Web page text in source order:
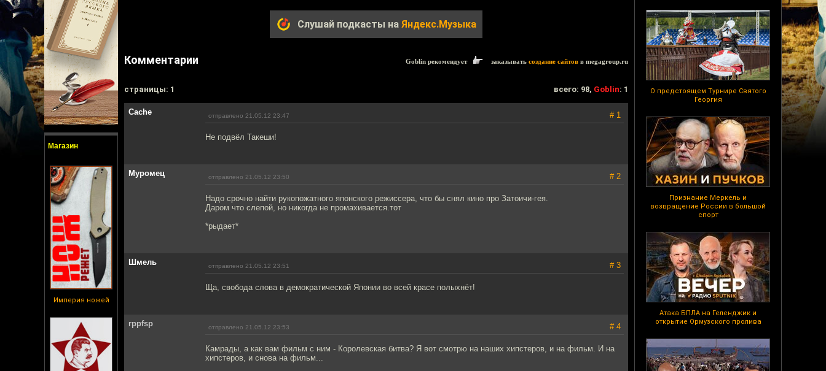
Магазин
Империя ножей
О предстоящем Турнире Святого
Георгия
Признание Меркель и
возвращение России в большой
спорт
Атака БПЛА на Геленджик и
открытие Ормузского пролива
Слушай подкасты на Яндекс.Музыка
Комментарии Goblin рекомендует заказывать создание сайтов в megagroup.ru
cтраницы: 1 всего: 98, Goblin: 1
Cache отправлено 21.05.12 23:47 # 1
Не подвёл Такеши!
Муромец отправлено 21.05.12 23:50 # 2
Надо срочно найти рукопожатного японского режиссера, что бы снял кино про Затоичи-гея.
Даром что слепой, но никогда не промахивается.тот
*рыдает*
Шмель отправлено 21.05.12 23:51 # 3
Ща, свобода слова в демократической Японии во всей красе полыхнёт!
rppfsp отправлено 21.05.12 23:53 # 4
Камрады, а как вам фильм с ним - Королевская битва? Я вот смотрю на наших хипстеров, и на фильм. И на
хипстеров, и снова на фильм...